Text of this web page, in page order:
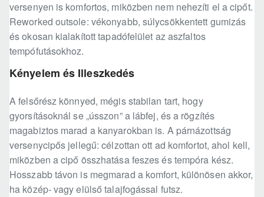
versenyen is komfortos, miközben nem nehezíti el a cipőt.
Reworked outsole: vékonyabb, súlycsökkentett gumizás
és okosan kialakított tapadófelület az aszfaltos
tempófutásokhoz.
Kényelem és Illeszkedés
A felsőrész könnyed, mégis stabilan tart, hogy
gyorsításoknál se „ússzon” a lábfej, és a rögzítés
magabiztos marad a kanyarokban is. A párnázottság
versenycipős jellegű: célzottan ott ad komfortot, ahol kell,
miközben a cipő összhatása feszes és tempóra kész.
Hosszabb távon is megmarad a komfort, különösen akkor,
ha közép- vagy elülső talajfogással futsz.